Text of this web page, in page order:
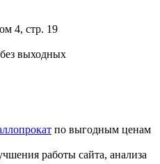
4, стр. 19
выходных
по выгодным ценам
работы сайта, анализа